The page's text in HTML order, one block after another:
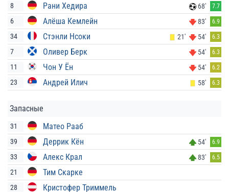
8 Рани Хедира 68' 7.7
6 Алёша Кемлейн 83' 6.9
34 Стэнли Нсоки 21' 54' 6.3
7 Оливер Берк 54' 6.3
11 Чон У Ён 54' 6.2
23 Андрей Илич 58' 6.3
Запасные
31 Матео Рааб
39 Деррик Кён 54' 6.9
33 Алекс Крал 83' 6.5
21 Тим Скарке
28 Кристофер Триммель